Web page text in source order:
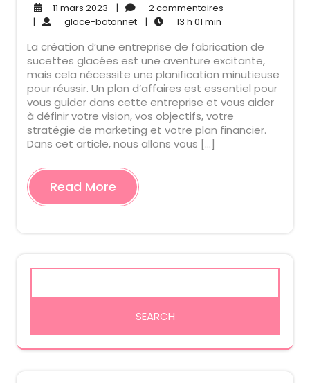
11 mars 2023
mars
2023
| 2 commentaires
| glace-batonnetglace-
batonnet
| 13 h 01 min
h
01
min
La création d’une entreprise de fabrication de
sucettes glacées est une aventure excitante,
mais cela nécessite une planification minutieuse
pour réussir. Un plan d’affaires est essentiel pour
vous guider dans cette entreprise et vous aider
à définir votre vision, vos objectifs, votre
stratégie de marketing et votre plan financier.
Dans cet article, nous allons vous […]
Read More